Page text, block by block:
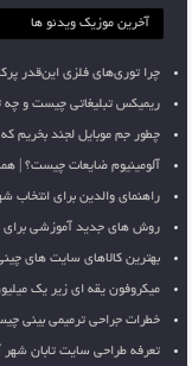
آخرین موزیک ویدئو ها
چرا توری‌های فلزی این‌قدر
ریمیکس تبلیغاتی چیست و چه
چطور جم موبایل لجند بخریم
آلومینیوم ضایعات چیست؟ |
راهنمای والدین برای انتخاب
روش های جدید آموزشی برای
بهترین کالاهای سایت های
میکروفون یقه ای زیر یک
خطرات جراحی ترمیمی بینی
تعرفه طراحی سایت تابان